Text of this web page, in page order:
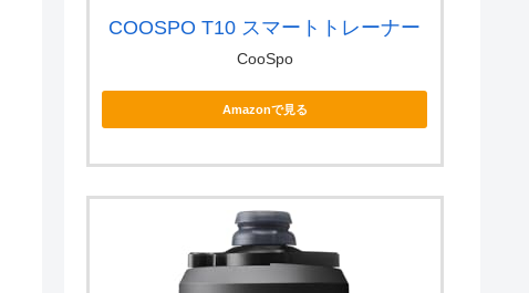
COOSPO T10 スマートトレーナー
CooSpo
Amazonで見る